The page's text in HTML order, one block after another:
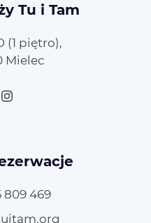
Tu i Tam
(1 piętro),
Mielec
809 469